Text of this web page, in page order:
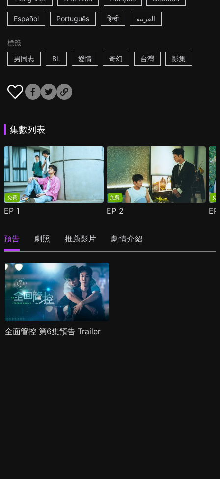
Español Português हिन्दी العربية
標籤
男同志
BL 愛情 奇幻 台灣 影集
集數列表
免費
EP 1
免費
EP 2
免
預告 劇照 推薦影片 劇情介紹
全面管控 第6集預告 Trailer